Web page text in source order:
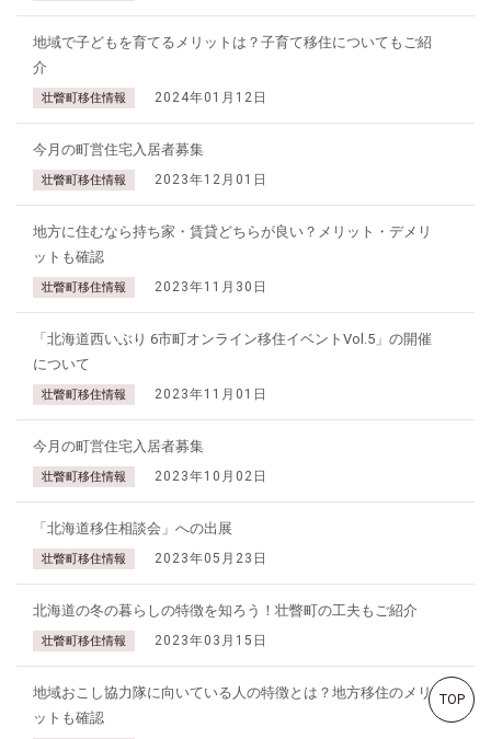
地域で子どもを育てるメリットは？子育て移住についてもご紹
介
壮瞥町移住情報 2024年01月12日
今月の町営住宅入居者募集
壮瞥町移住情報 2023年12月01日
地方に住むなら持ち家・賃貸どちらが良い？メリット・デメリ
ットも確認
壮瞥町移住情報 2023年11月30日
「北海道西いぶり 6市町オンライン移住イベントVol.5」の開催
について
壮瞥町移住情報 2023年11月01日
今月の町営住宅入居者募集
壮瞥町移住情報 2023年10月02日
「北海道移住相談会」への出展
壮瞥町移住情報 2023年05月23日
北海道の冬の暮らしの特徴を知ろう！壮瞥町の工夫もご紹介
壮瞥町移住情報 2023年03月15日
地域おこし協力隊に向いている人の特徴とは？地方移住のメリ
ットも確認
TOP